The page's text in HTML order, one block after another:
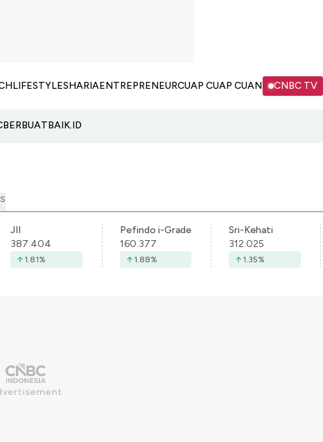
LIFESTYLESHARIAENTREPRENEURCUAP CUAP CUAN CNBC TV
BERBUATBAIK.ID
JII
387.404
1.81%
Pefindo i-Grade
160.377
1.88%
Sri-Kehati
312.025
1.35%